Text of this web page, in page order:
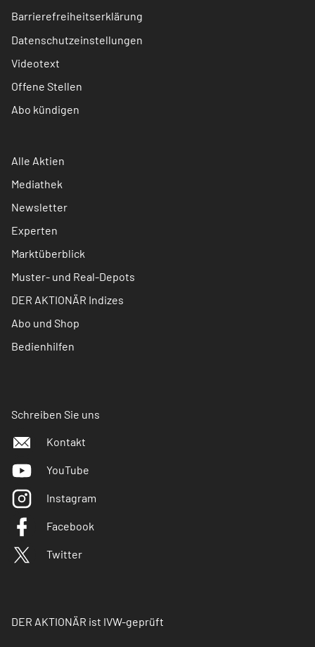
Barrierefreiheitserklärung
Datenschutzeinstellungen
Videotext
Offene Stellen
Abo kündigen
Alle Aktien
Mediathek
Newsletter
Experten
Marktüberblick
Muster- und Real-Depots
DER AKTIONÄR Indizes
Abo und Shop
Bedienhilfen
Schreiben Sie uns
Kontakt
YouTube
Instagram
Facebook
Twitter
DER AKTIONÄR ist IVW-geprüft